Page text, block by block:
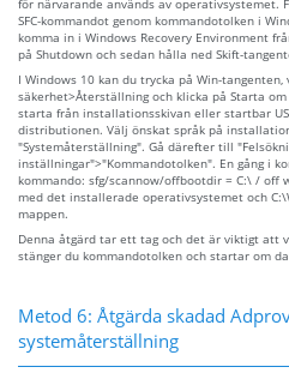
SFC-kommandot genom kommandotolken i
komma in i Windows Recovery Environment
på Shutdown och sedan hålla ned Skift-
I Windows 10 kan du trycka på Win-
säkerhet>Återställning och klicka på Starta
starta från installationsskivan eller startbar
distributionen. Välj önskat språk på
"Systemåterställning". Gå därefter till
inställningar">"Kommandotolken". En gång i
kommando: sfg/scannow/offbootdir = C:\ / off
med det installerade operativsystemet och
mappen.
Denna åtgärd tar ett tag och det är viktigt att
stänger du kommandotolken och startar om
Metod 6: Åtgärda skadad
systemåterställning